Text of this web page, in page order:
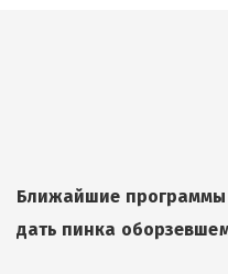
Ближайшие программы
дать пинка